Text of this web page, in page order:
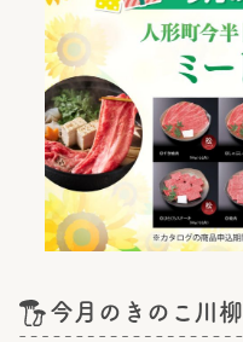
今月のきのこ川柳